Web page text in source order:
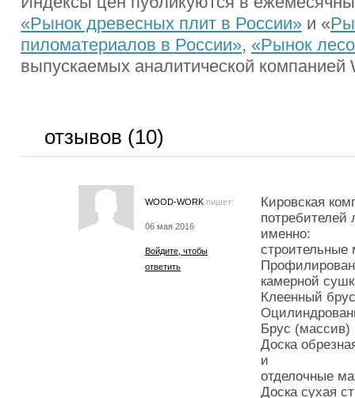
«Рынок древесных плит в России» и «
пиломатериалов в России», «Рынок
выпускаемых аналитической компанией
отзывов (10)
WOOD-WORK пишет:
06 мая 2016
Войдите, чтобы
ответить
Кировская
потребителей
именно:
строительные
камерной
Клеенный брус
Брус (массив)
Доска
и
отделочные
Доска сухая